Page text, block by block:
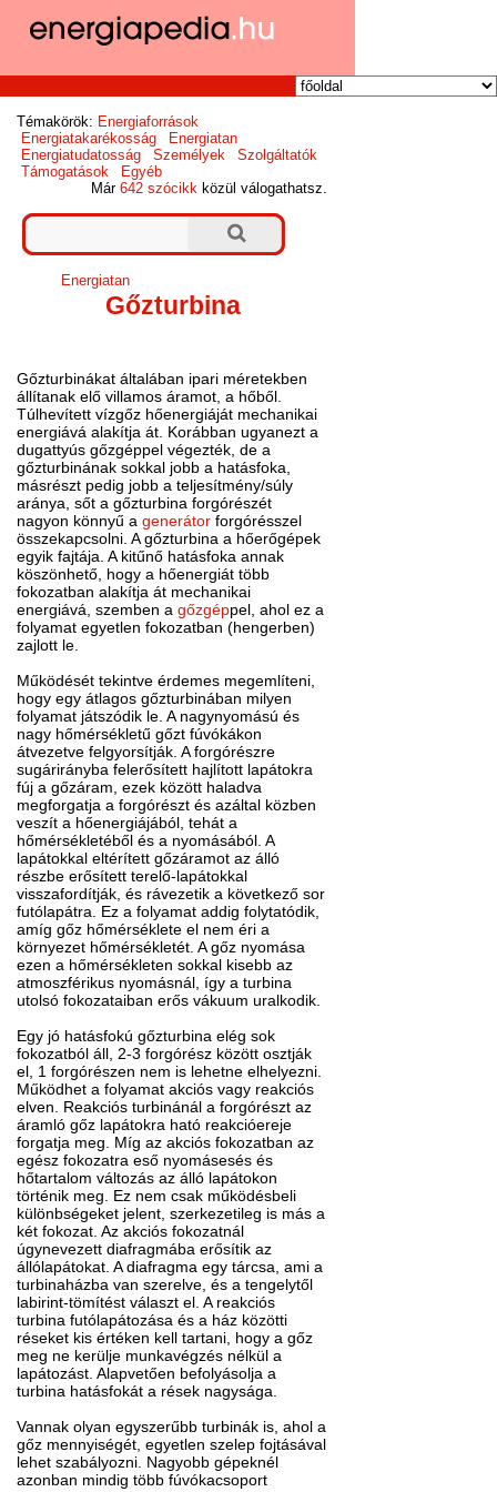
Témakörök: Energiaforrások
Energiatakarékosság
Energiatan
Energiatudatosság
Személyek
Szolgáltatók
Támogatások
Egyéb
Már642 szócikk közül válogathatsz.
Energiatan
Gőzturbina
Gőzturbinákat általában ipari méretekben
állítanak elő villamos áramot, a hőből.
Túlhevített vízgőz hőenergiáját mechanikai
energiává alakítja át. Korábban ugyanezt a
dugattyús gőzgéppel végezték, de a
gőzturbinának sokkal jobb a hatásfoka,
másrészt pedig jobb a teljesítmény/súly
aránya, sőt a gőzturbina forgórészét
nagyon könnyű agenerátor forgórésszel
összekapcsolni. A gőzturbina a hőerőgépek
egyik fajtája. A kitűnő hatásfoka annak
köszönhető, hogy a hőenergiát több
fokozatban alakítja át mechanikai
energiává, szemben agőzgéppel, ahol ez a
folyamat egyetlen fokozatban (hengerben)
zajlott le.
Működését tekintve érdemes megemlíteni,
hogy egy átlagos gőzturbinában milyen
folyamat játszódik le. A nagynyomású és
nagy hőmérsékletű gőzt fúvókákon
átvezetve felgyorsítják. A forgórészre
sugárirányba felerősített hajlított lapátokra
fúj a gőzáram, ezek között haladva
megforgatja a forgórészt és azáltal közben
veszít a hőenergiájából, tehát a
hőmérsékletéből és a nyomásából. A
lapátokkal eltérített gőzáramot az álló
részbe erősített terelő-lapátokkal
visszafordítják, és rávezetik a következő sor
futólapátra. Ez a folyamat addig folytatódik,
amíg gőz hőmérséklete el nem éri a
környezet hőmérsékletét. A gőz nyomása
ezen a hőmérsékleten sokkal kisebb az
atmoszférikus nyomásnál, így a turbina
utolsó fokozataiban erős vákuum uralkodik.
Egy jó hatásfokú gőzturbina elég sok
fokozatból áll, 2-3 forgórész között osztják
el, 1 forgórészen nem is lehetne elhelyezni.
Működhet a folyamat akciós vagy reakciós
elven. Reakciós turbinánál a forgórészt az
áramló gőz lapátokra ható reakcióereje
forgatja meg. Míg az akciós fokozatban az
egész fokozatra eső nyomásesés és
hőtartalom változás az álló lapátokon
történik meg. Ez nem csak működésbeli
különbségeket jelent, szerkezetileg is más a
két fokozat. Az akciós fokozatnál
úgynevezett diafragmába erősítik az
állólapátokat. A diafragma egy tárcsa, ami a
turbinaházba van szerelve, és a tengelytől
labirint-tömítést választ el. A reakciós
turbina futólapátozása és a ház közötti
réseket kis értéken kell tartani, hogy a gőz
meg ne kerülje munkavégzés nélkül a
lapátozást. Alapvetően befolyásolja a
turbina hatásfokát a rések nagysága.
Vannak olyan egyszerűbb turbinák is, ahol a
gőz mennyiségét, egyetlen szelep fojtásával
lehet szabályozni. Nagyobb gépeknél
azonban mindig több fúvókacsoport